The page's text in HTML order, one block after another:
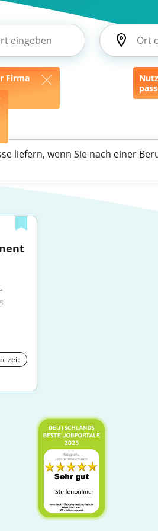
Firma
liefern, wenn Sie nach einer